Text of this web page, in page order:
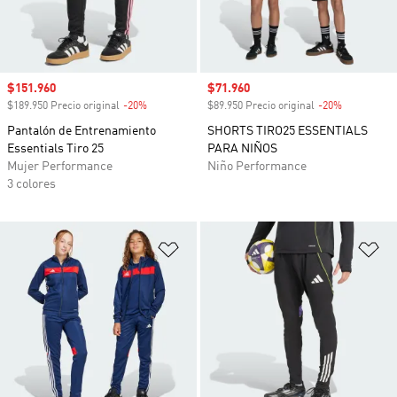
Precio de venta
$151.960
$189.950 Precio original -20%
Pantalón de Entrenamiento
Essentials Tiro 25
Mujer Performance
3 colores
Precio de venta
$71.960
$89.950 Precio original -20%
SHORTS TIRO25 ESSENTIALS
PARA NIÑOS
Niño Performance
Añadir a la lista de deseos